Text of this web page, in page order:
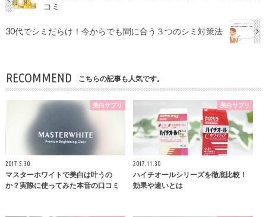
コミ
30代でシミだらけ！今からでも間に合う３つのシミ対策法
RECOMMEND こちらの記事も人気です。
美白サプリ
2017.5.30
マスターホワイトで美白は叶うの
か？実際に使ってみた本音の口コミ
美白サプリ
2017.11.30
ハイチオールシリーズを徹底比較！
効果や違いとは